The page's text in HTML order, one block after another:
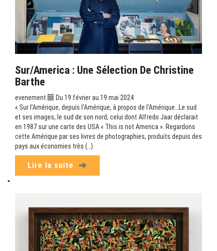
Sur/America : Une Sélection De Christine
Barthe
evenement
Du 19 février au 19 mai 2024
« Sur l’Amérique, depuis l’Amérique, à propos de l’Amérique…Le sud
et ses images, le sud de son nord, celui dont Alfredo Jaar déclarait
en 1987 sur une carte des USA « This is not America ». Regardons
cette Amérique par ses livres de photographies, produits depuis des
pays aux économies très (…)
Lire la suite